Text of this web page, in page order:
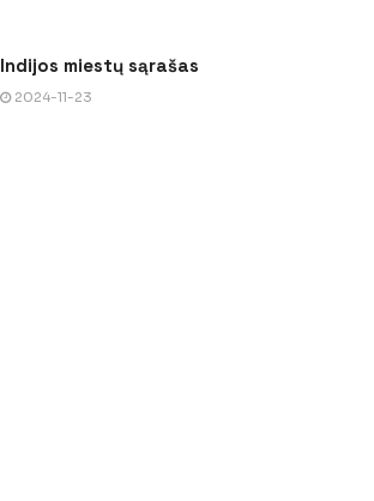
Indijos miestų sąrašas
2024-11-23